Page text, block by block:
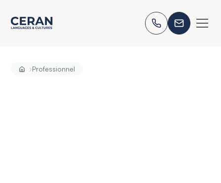
›Professionnel